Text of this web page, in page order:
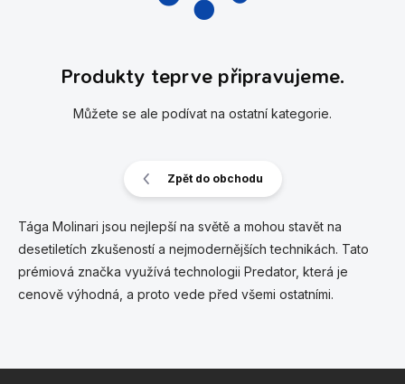
Produkty teprve připravujeme.
Můžete se ale podívat na ostatní kategorie.
Zpět do obchodu
Tága Molinari jsou nejlepší na světě a mohou stavět na
desetiletích zkušeností a nejmodernějších technikách. Tato
prémiová značka využívá technologii Predator, která je
cenově výhodná, a proto vede před všemi ostatními.